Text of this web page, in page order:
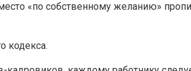
«по собственному желанию»
кодекса.